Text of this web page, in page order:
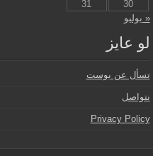
30
31
« يوليو
لو عايز
تسأل عن بوست
نتواصل
Privacy Policy